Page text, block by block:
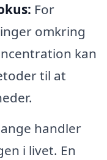
For
omkring
kan
til at
handler
i livet. En